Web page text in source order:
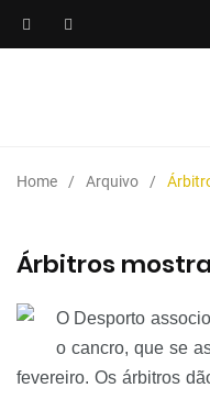
Home Arquivo
Árbitros
O Desporto
o cancro, que se
fevereiro. Osárbitros